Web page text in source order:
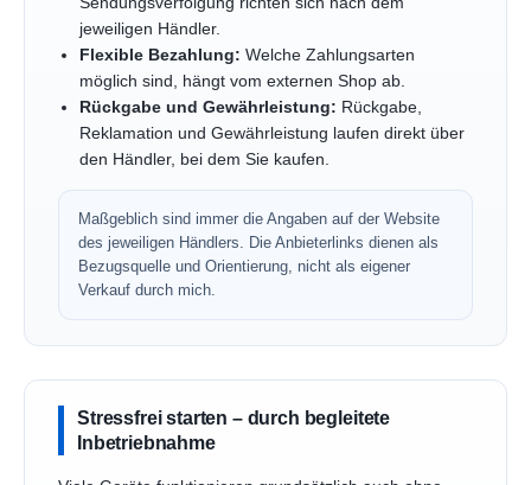
jeweiligen Händler.
Flexible Bezahlung: Welche Zahlungsarten
möglich sind, hängt vom externen Shop ab.
Rückgabe und Gewährleistung: Rückgabe,
Reklamation und Gewährleistung laufen direkt über
den Händler, bei dem Sie kaufen.
Maßgeblich sind immer die Angaben auf der Website
des jeweiligen Händlers. Die Anbieterlinks dienen als
Bezugsquelle und Orientierung, nicht als eigener
Verkauf durch mich.
Stressfrei starten – durch begleitete
Inbetriebnahme